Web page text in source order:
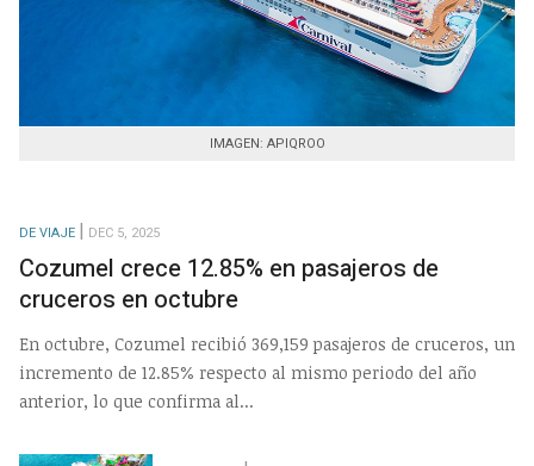
IMAGEN: APIQROO
DE VIAJE DEC 5, 2025
Cozumel crece 12.85% en pasajeros de
cruceros en octubre
En octubre, Cozumel recibió 369,159 pasajeros de cruceros, un
incremento de 12.85% respecto al mismo periodo del año
anterior, lo que confirma al...